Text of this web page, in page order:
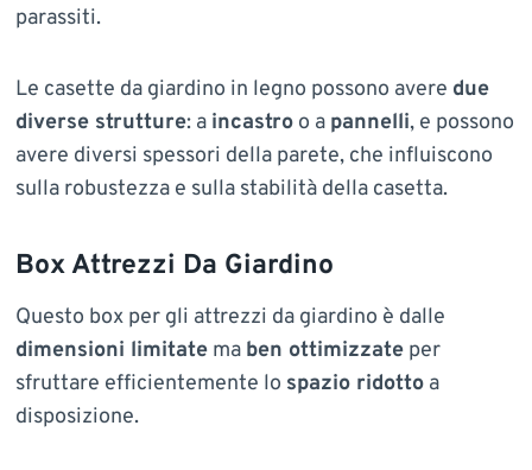
parassiti.
Le casette da giardino in legno possono avere due
diverse strutture: a incastroo a pannelli, e possono
avere diversi spessori della parete, che influiscono
sulla robustezza e sulla stabilità della casetta.
Box Attrezzi Da Giardino
Questo box per gli attrezzi da giardino è dalle
dimensioni limitatema ben ottimizzateper
sfruttare efficientemente lo spazio ridottoa
disposizione.